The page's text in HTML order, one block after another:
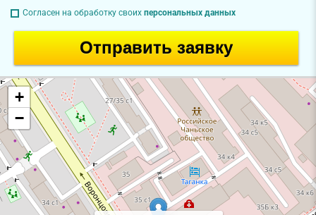
Согласен на обработку своих персональных данных
Отправить заявку
+
−